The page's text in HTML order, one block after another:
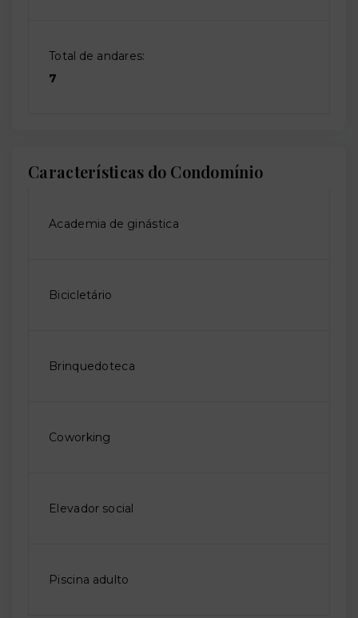
Total de andares:
7
Características do Condomínio
Academia de ginástica
Bicicletário
Brinquedoteca
Coworking
Elevador social
Piscina adulto